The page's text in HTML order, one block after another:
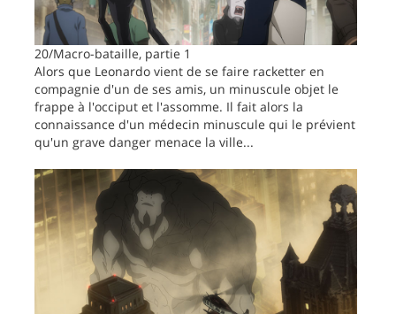
20/Macro-bataille, partie 1
Alors que Leonardo vient de se faire racketter en
compagnie d'un de ses amis, un minuscule objet le
frappe à l'occiput et l'assomme. Il fait alors la
connaissance d'un médecin minuscule qui le prévient
qu'un grave danger menace la ville...